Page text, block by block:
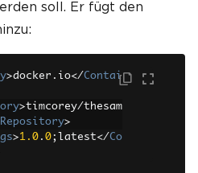
soll. Er fügt den
>docker . io</Contai
>timcorey/thesam
>
>1.0 . 0; latest</Co